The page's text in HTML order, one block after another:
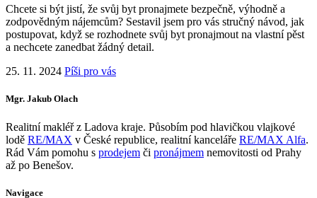
Chcete si být jistí, že svůj byt pronajmete bezpečně, výhodně a
zodpovědným nájemcům? Sestavil jsem pro vás stručný návod, jak
postupovat, když se rozhodnete svůj byt pronajmout na vlastní pěst
a nechcete zanedbat žádný detail.
25. 11. 2024 Píši pro vás
Mgr. Jakub Olach
Realitní makléř z Ladova kraje. Působím pod hlavičkou vlajkové
lodě RE/MAX v České republice, realitní kanceláře RE/MAX Alfa.
Rád Vám pomohu s prodejem či pronájmem nemovitosti od Prahy
až po Benešov.
Navigace